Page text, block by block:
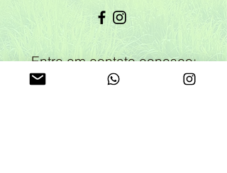
Entre em contato conosco: